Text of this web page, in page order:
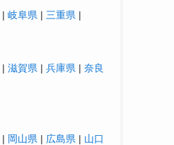
| 岐阜県 | 三重県 |
| 滋賀県 | 兵庫県 | 奈良
| 岡山県 | 広島県 | 山口